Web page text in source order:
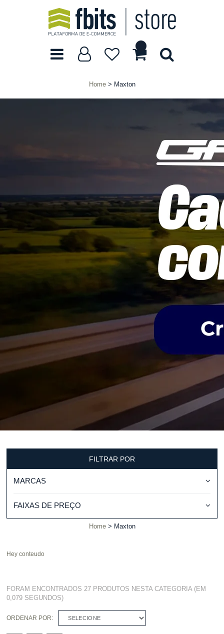
Home Maxton
FILTRAR POR
MARCAS
FAIXAS DE PREÇO
Home Maxton
Hey conteudo
FORAM ENCONTRADOS 27 PRODUTOS NESTA CATEGORIA (EM
0,079 SEGUNDOS)
ORDENAR POR: SELECIONE